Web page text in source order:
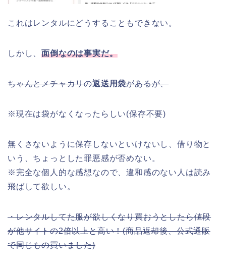
これはレンタルにどうすることもできない。
しかし、面倒なのは事実だ。
ちゃんとメチャカリの返送用袋があるが、
※現在は袋がなくなったらしい(保存不要)
無くさないように保存しないといけないし、借り物と
いう、ちょっとした罪悪感が否めない。
※完全な個人的な感想なので、違和感のない人は読み
飛ばして欲しい。
・レンタルしてた服が欲しくなり買おうとしたら値段
が他サイトの2倍以上と高い！(商品返却後、公式通販
で同じもの買いました)